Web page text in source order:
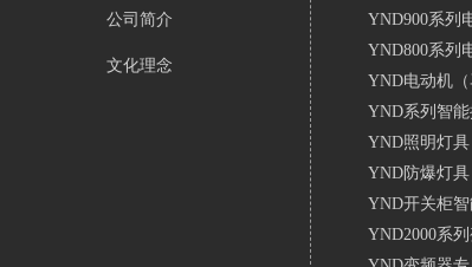
公司简介
文化理念
YND900系列
YND800系列
YND电动机（
YND系列智
YND照明灯具
YND防爆灯具
YND开关柜
YND2000系